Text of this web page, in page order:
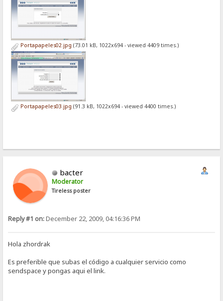
Portapapeles02.jpg (73.01 kB, 1022x694 - viewed 4409 times.)
Portapapeles03.jpg (91.3 kB, 1022x694 - viewed 4400 times.)
bacter
Moderator
Tireless poster
Reply #1 on:December 22, 2009, 04:16:36 PM
Hola zhordrak
Es preferible que subas el código a cualquier servicio como
sendspace y pongas aqui el link.